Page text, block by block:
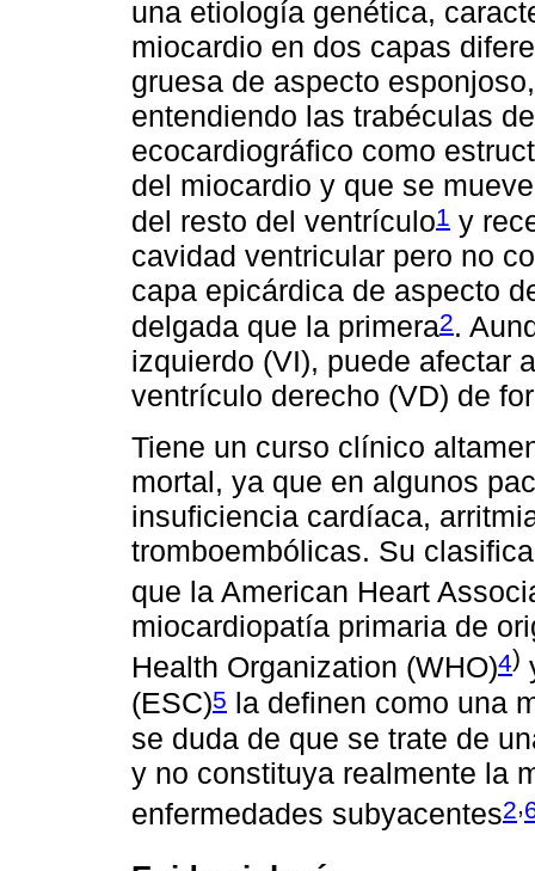
una etiología genética,
miocardio en dos capas
gruesa de aspecto
entendiendo las trabéculas
ecocardiográfico como
del miocardio y que se
del resto del ventrículo1 y
cavidad ventricular pero no
capa epicárdica de aspecto
delgada que la primera2.
izquierdo (VI), puede afectar
ventrículo derecho (VD) de
Tiene un curso clínico
mortal, ya que en algunos
insuficiencia cardíaca,
tromboembólicas. Su
que la American Heart
miocardiopatía primaria de
Health Organization (WHO)4)
(ESC)5 la definen como una
se duda de que se trate de
y no constituya realmente la
enfermedades subyacentes2